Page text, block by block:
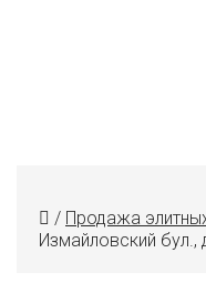
/ Продажа
Измайловский бул.,